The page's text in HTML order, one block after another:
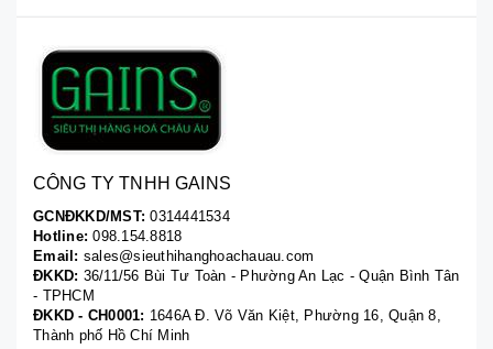
CÔNG TY TNHH GAINS
GCNĐKKD/MST: 0314441534
Hotline: 098.154.8818
Email: sales@sieuthihanghoachauau.com
ĐKKD: 36/11/56 Bùi Tư Toàn - Phường An Lạc - Quận Bình Tân
- TPHCM
ĐKKD - CH0001: 1646A Đ. Võ Văn Kiệt, Phường 16, Quận 8,
Thành phố Hồ Chí Minh